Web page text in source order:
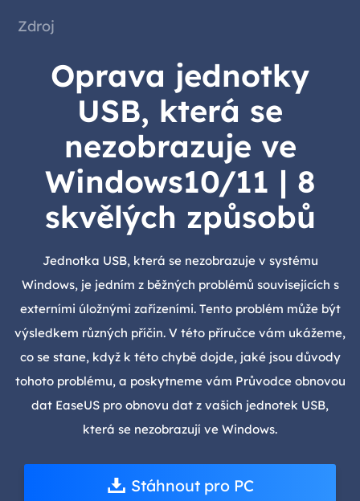
Zdroj
Oprava jednotky
USB, která se
nezobrazuje ve
Windows10/11 | 8
skvělých způsobů
Jednotka USB, která se nezobrazuje v systému
Windows, je jedním z běžných problémů souvisejících s
externími úložnými zařízeními. Tento problém může být
výsledkem různých příčin. V této příručce vám ukážeme,
co se stane, když k této chybě dojde, jaké jsou důvody
tohoto problému, a poskytneme vám Průvodce obnovou
dat EaseUS pro obnovu dat z vašich jednotek USB,
která se nezobrazují ve Windows.
Stáhnout pro PC